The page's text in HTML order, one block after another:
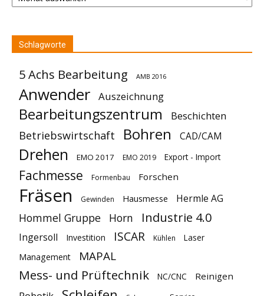
Schlagworte
5 Achs Bearbeitung AMB 2016
Anwender Auszeichnung
Bearbeitungszentrum Beschichten
Betriebswirtschaft Bohren CAD/CAM
Drehen EMO 2017 EMO 2019 Export - Import
Fachmesse Formenbau Forschen
Fräsen Gewinden Hausmesse Hermle AG
Hommel Gruppe Horn Industrie 4.0
Ingersoll Investition ISCAR Kühlen
Laser
Management
MAPAL
Mess- und Prüftechnik NC/CNC Reinigen